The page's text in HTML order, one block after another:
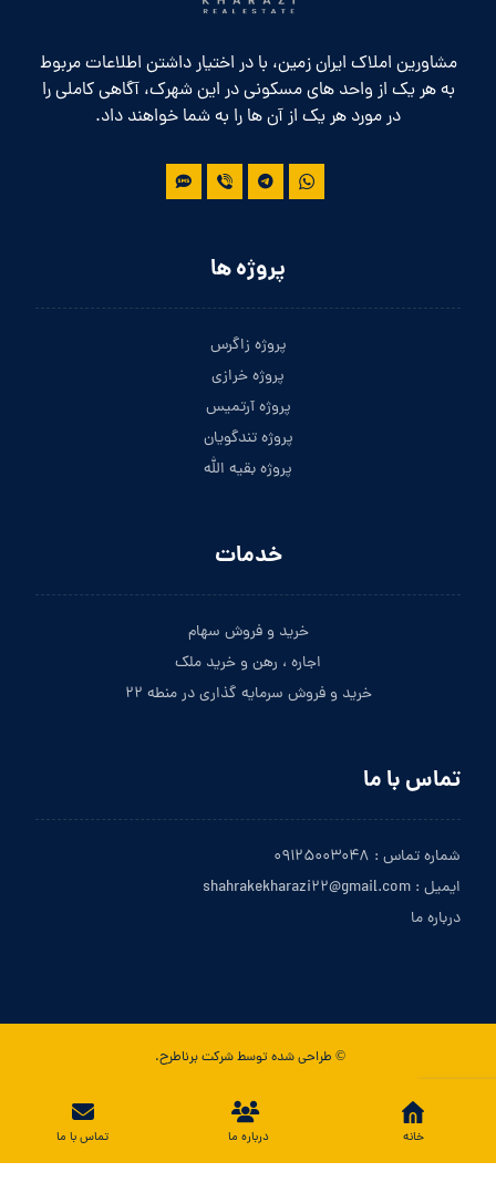
مشاورین املاک ایران زمین، با در اختیار داشتن اطلاعات مربوط
به هر یک از واحد های مسکونی در این شهرک، آگاهی کاملی را
در مورد هر یک از آن ها را به شما خواهند داد.
پروژه ها
پروژه زاگرس
پروژه خرازی
پروژه آرتمیس
پروژه تندگویان
پروژه بقیه الله
خدمات
خرید و فروش سهام
اجاره ، رهن و خرید ملک
خرید و فروش سرمایه گذاری در منطه ۲۲
تماس با ما
شماره تماس : ۰۹۱۲۵۰۰۳۰۴۸
ایمیل : shahrakekharazi۲۲@gmail.com
درباره ما
© طراحی شده توسط شرکت برناطرح.
تماس با ما خانه درباره ما تماس با ما